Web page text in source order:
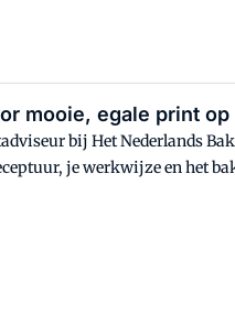
mooie, egale print
bij Het Nederlands
je werkwijze en het